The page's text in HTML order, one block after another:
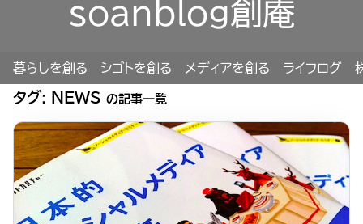
soanblog創庵
暮らしを創る シゴトを創る メディアを創る ライフログ
タグ: NEWS の記事一覧